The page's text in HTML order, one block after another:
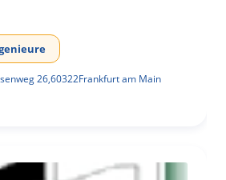
26,60322Frankfurt am Main